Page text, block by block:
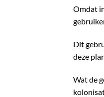
Omdat
Dit
deze
Wat de